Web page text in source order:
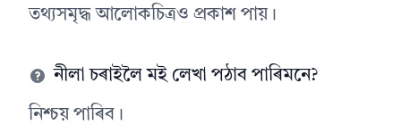
তথ্যসমৃদ্ধ আলোকচিত্ৰও প্ৰকাশ পায়।
নীলা চৰাইলৈ মই লেখা পঠাব পাৰিমনে?
নিশ্চয় পাৰিব।